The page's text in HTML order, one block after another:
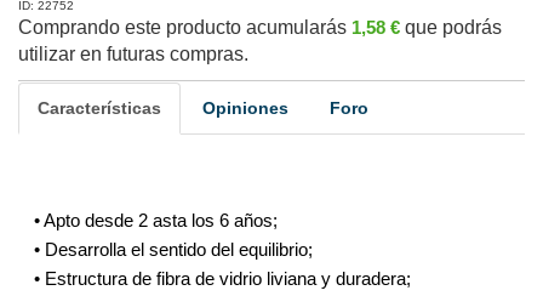
ID: 22752
Comprando este producto acumularás 1,58 € que podrás
utilizar en futuras compras.
Características Opiniones Foro
• Apto desde 2 asta los 6 años;
• Desarrolla el sentido del equilibrio;
• Estructura de fibra de vidrio liviana y duradera;